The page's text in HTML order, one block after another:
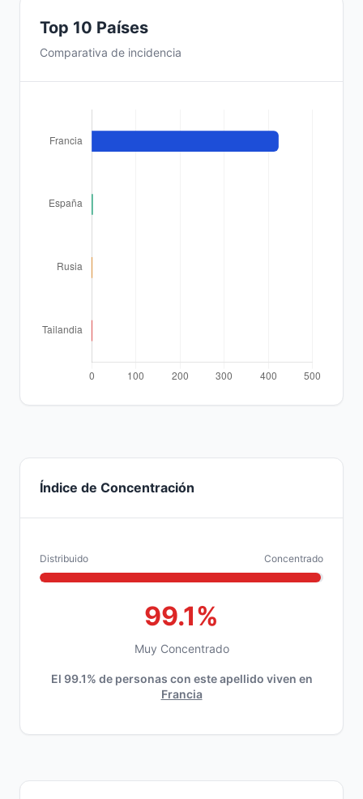
Top 10 Países
Comparativa de incidencia
Índice de Concentración
Distribuido Concentrado
99.1%
Muy Concentrado
El 99.1% de personas con este apellido viven en
Francia